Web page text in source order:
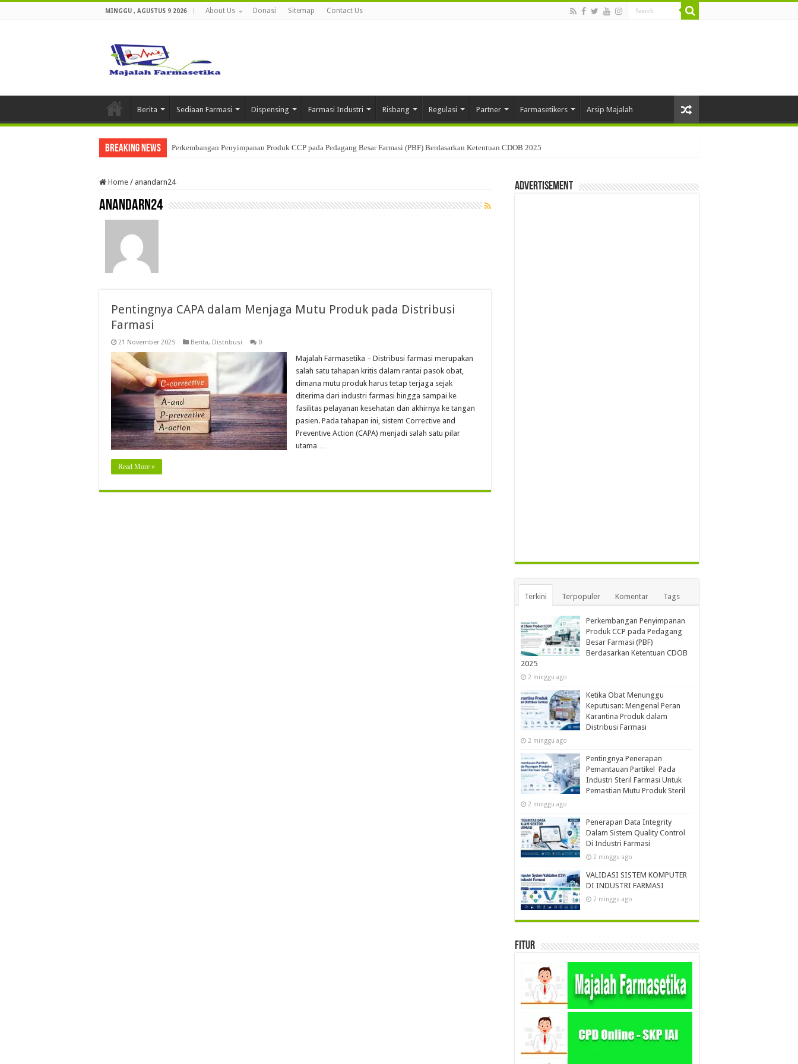
MINGGU , AGUSTUS 9 2026 About Us Donasi Sitemap Contact Us
Berita Sediaan Farmasi Dispensing Farmasi Industri Risbang Regulasi Partner Farmasetikers Arsip Majalah
Breaking News Perkembangan Penyimpanan Produk CCP pada Pedagang Besar Farmasi (PBF) Berdasarkan Ketentuan CDOB 2025
Home / anandarn24
anandarn24
Pentingnya CAPA dalam Menjaga Mutu Produk pada Distribusi
Farmasi
21 November 2025 Berita, Distribusi 0
Majalah Farmasetika – Distribusi farmasi merupakan
salah satu tahapan kritis dalam rantai pasok obat,
dimana mutu produk harus tetap terjaga sejak
diterima dari industri farmasi hingga sampai ke
fasilitas pelayanan kesehatan dan akhirnya ke tangan
pasien. Pada tahapan ini, sistem Corrective and
Preventive Action (CAPA) menjadi salah satu pilar
utama …
Read More »
Advertisement
Terkini Terpopuler Komentar Tags
Perkembangan Penyimpanan
Produk CCP pada Pedagang
Besar Farmasi (PBF)
Berdasarkan Ketentuan CDOB
2025
2 minggu ago
Ketika Obat Menunggu
Keputusan: Mengenal Peran
Karantina Produk dalam
Distribusi Farmasi
2 minggu ago
Pentingnya Penerapan
Pemantauan Partikel Pada
Industri Steril Farmasi Untuk
Pemastian Mutu Produk Steril
2 minggu ago
Penerapan Data Integrity
Dalam Sistem Quality Control
Di Industri Farmasi
2 minggu ago
VALIDASI SISTEM KOMPUTER
DI INDUSTRI FARMASI
2 minggu ago
Fitur